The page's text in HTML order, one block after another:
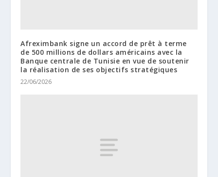
Afreximbank signe un accord de prêt à terme
de 500 millions de dollars américains avec la
Banque centrale de Tunisie en vue de soutenir
la réalisation de ses objectifs stratégiques
22/06/2026